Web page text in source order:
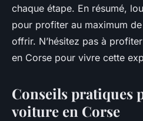
chaque étape. En résumé,
pour profiter au maximum
offrir. N’hésitez pas à
en Corse pour vivre cette
Conseils pratiques
voiture en Corse